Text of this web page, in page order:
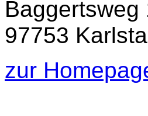
Baggertsweg
97753
zur